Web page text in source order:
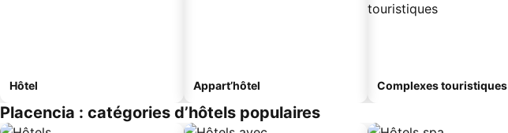
Hôtel Appart’hôtel Complexes touristiques
Placencia : catégories d’hôtels populaires